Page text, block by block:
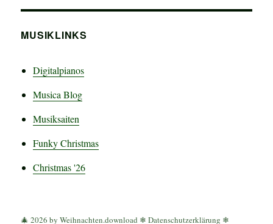
MUSIKLINKS
Digitalpianos
Musica Blog
Musiksaiten
Funky Christmas
Christmas '26
🎄 2026 by Weihnachten.download ❄Datenschutzerklärung ❄